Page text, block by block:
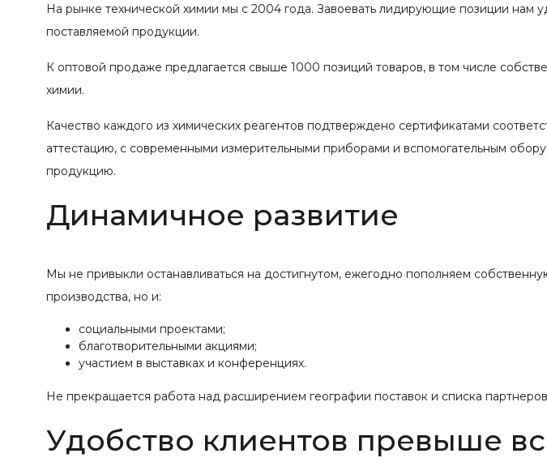
На рынке технической химии мы с 2004 года. Завоевать лидирующие позиции нам
поставляемой продукции.
К оптовой продаже предлагается свыше 1000 позиций товаров, в том числе
химии.
Качество каждого из химических реагентов подтверждено сертификатами
аттестацию, с современными измерительными приборами и вспомогательным
продукцию.
Динамичное развитие
Мы не привыкли останавливаться на достигнутом, ежегодно пополняем
производства, но и:
социальными проектами;
благотворительными акциями;
участием в выставках и конференциях.
Не прекращается работа над расширением географии поставок и списка
Удобство клиентов превыше